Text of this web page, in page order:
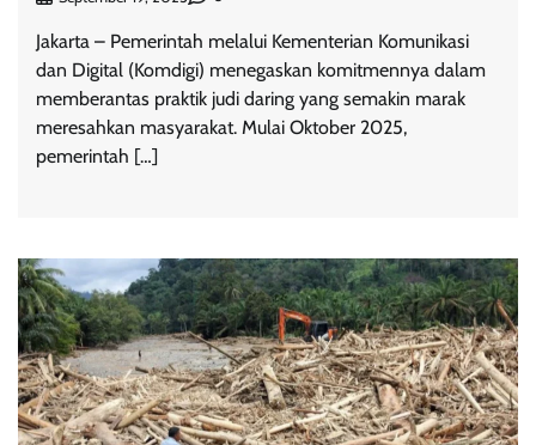
Jakarta – Pemerintah melalui Kementerian Komunikasi
dan Digital (Komdigi) menegaskan komitmennya dalam
memberantas praktik judi daring yang semakin marak
meresahkan masyarakat. Mulai Oktober 2025,
pemerintah […]